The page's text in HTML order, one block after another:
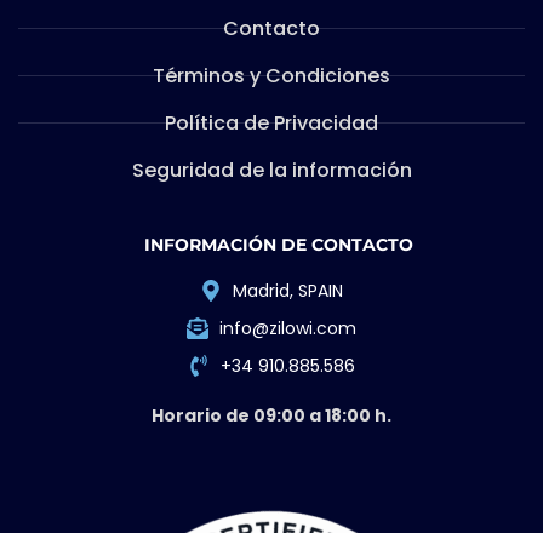
Contacto
Términos y Condiciones
Política de Privacidad
Seguridad de la información
INFORMACIÓN DE CONTACTO
Madrid, SPAIN
info@zilowi.com
+34 910.885.586
Horario de 09:00 a 18:00 h.